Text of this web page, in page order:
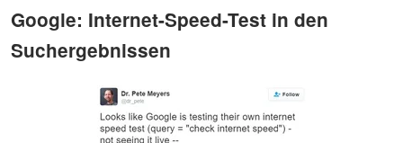
Google: Internet-Speed-Test in den
Suchergebnissen